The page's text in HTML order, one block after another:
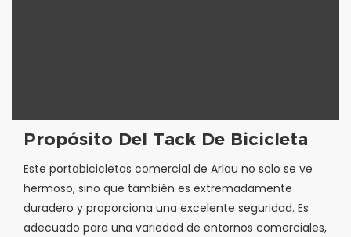
Propósito Del Tack De Bicicleta
Este portabicicletas comercial de Arlau no solo se ve
hermoso, sino que también es extremadamente
duradero y proporciona una excelente seguridad. Es
adecuado para una variedad de entornos comerciales,